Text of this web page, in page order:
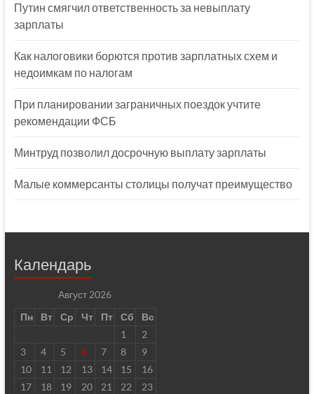
Путин смягчил ответственность за невыплату
зарплаты
Как налоговики борются против зарплатных схем и
недоимкам по налогам
При планировании заграничных поездок учтите
рекомендации ФСБ
Минтруд позволил досрочную выплату зарплаты
Малые коммерсанты столицы получат преимущество
Календарь
Август 2026
Пн
Вт Ср Чт Пт Сб
Вс
1
2
3
4 5 6 7 8
9
10
11 12 13 14 15
16
17
18 19 20 21 22
23